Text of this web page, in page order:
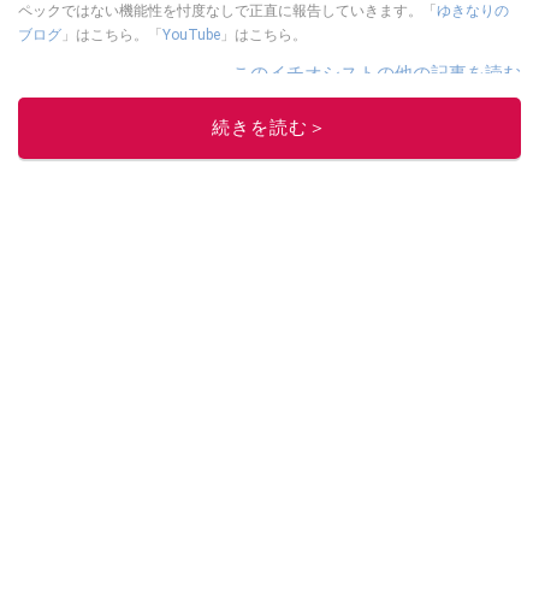
ペックではない機能性を忖度なしで正直に報告していきます。「 ゆきなりの
ブログ 」はこちら。「 YouTube 」はこちら。
このイチオシストの他の記事を読む
続きを読む＞